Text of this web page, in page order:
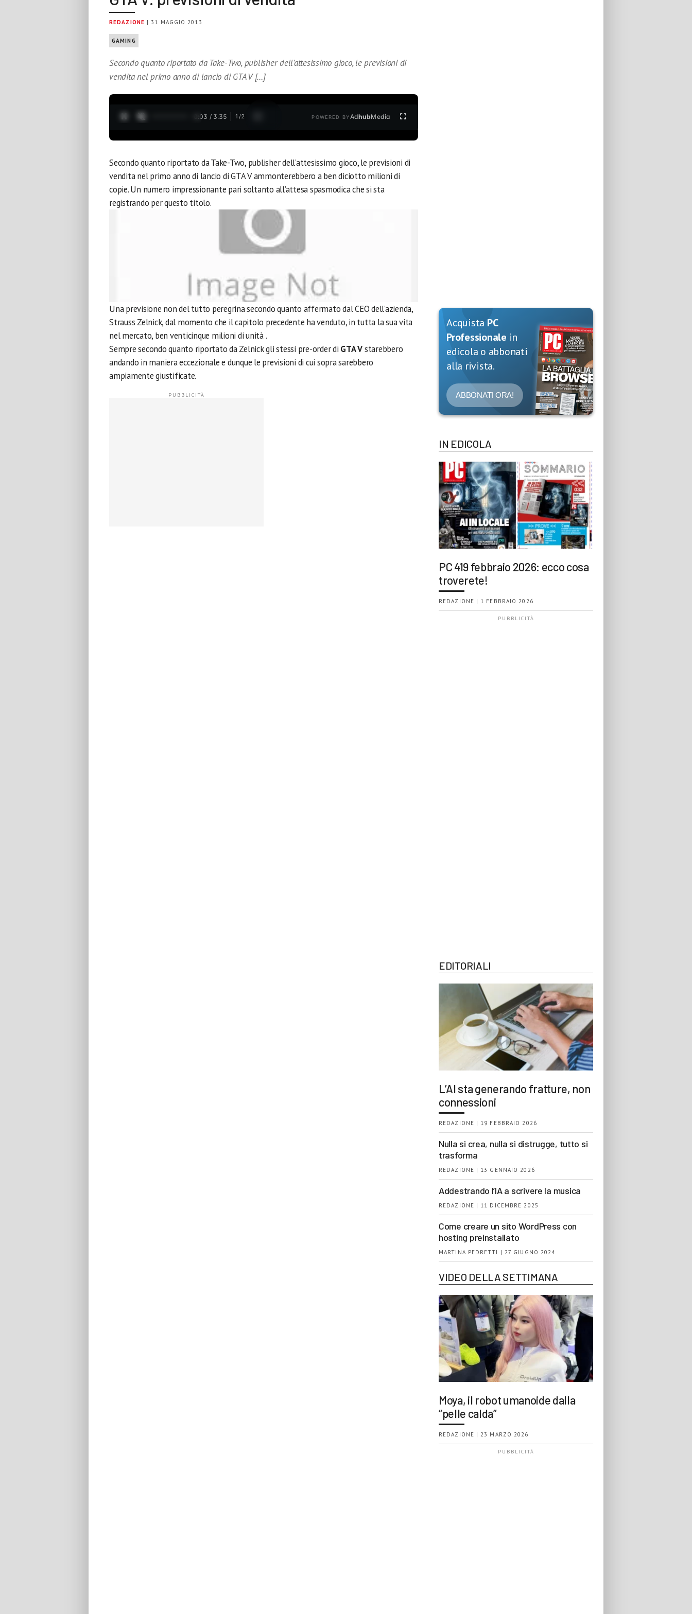
REDAZIONE | 31 MAGGIO 2013
GAMING
Secondo quanto riportato da Take-Two, publisher dell’attesissimo gioco, le previsioni di
vendita nel primo anno di lancio di GTA V […]
0:04 / 3:35 1 /2 POWERED BYAdhubMedia
Secondo quanto riportato da Take-Two, publisher dell’attesissimo gioco, le previsioni di
vendita nel primo anno di lancio di GTA V ammonterebbero a ben diciotto milioni di
copie. Un numero impressionante pari soltanto all’attesa spasmodica che si sta
registrando per questo titolo.
Una previsione non del tutto peregrina secondo quanto affermato dal CEO dell’azienda,
Strauss Zelnick, dal momento che il capitolo precedente ha venduto, in tutta la sua vita
nel mercato, ben venticinque milioni di unità .
Sempre secondo quanto riportato da Zelnick gli stessi pre-order di GTA Vstarebbero
andando in maniera eccezionale e dunque le previsioni di cui sopra sarebbero
ampiamente giustificate.
Acquista PC
Professionale in
edicola o abbonati
alla rivista.
ABBONATI ORA!
IN EDICOLA
PC 419 febbraio 2026: ecco cosa
troverete!
REDAZIONE | 1 FEBBRAIO 2026
EDITORIALI
L’AI sta generando fratture, non
connessioni
REDAZIONE | 19 FEBBRAIO 2026
Nulla si crea, nulla si distrugge, tutto si
trasforma
REDAZIONE | 13 GENNAIO 2026
Addestrando l’IA a scrivere la musica
REDAZIONE | 11 DICEMBRE 2025
Come creare un sito WordPress con
hosting preinstallato
MARTINA PEDRETTI | 27 GIUGNO 2024
VIDEO DELLA SETTIMANA
Moya, il robot umanoide dalla
“pelle calda”
REDAZIONE | 23 MARZO 2026